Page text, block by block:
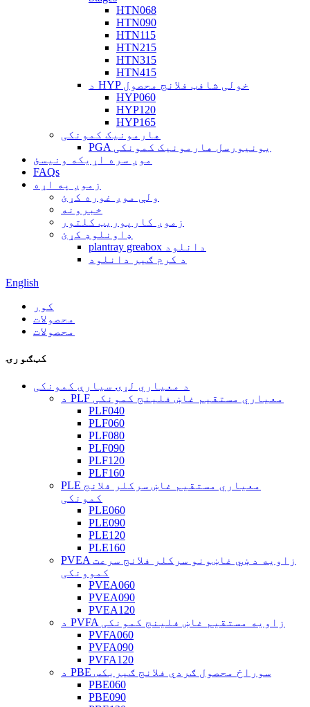
HTN068
HTN090
HTN115
HTN215
HTN315
HTN415
د HYP خولی شافټ فلانج محصول
HYP060
HYP120
HYP165
هارمونیک کمونکی
PGA یونیورسل هارمونیک کمونکی
موږ سره اړیکه ونیسئ
FAQs
زموږ په اړه
ولې موږ غوره کړئ
خبرونه
زموږ کارپوریټ کلتور
ډاونلوډ کړئ
plantray greabox دانلود
د کرم ګیر دانلود
English
کور
محصولات
محصولات
کټګورۍ
د معیاري لړۍ سیارې کمونکی
د PLF معیاري مستقیم غاښ فلینج کمونکی
PLF040
PLF060
PLF080
PLF090
PLF120
PLF160
PLE معیاري مستقیم غاښ سرکلر فلانج
کمونکی
PLE060
PLE090
PLE120
PLE160
PVEA زاویه د ښي غاښونو سرکلر فلانج سرعت
کموونکی
PVEA060
PVEA090
PVEA120
د PVFA زاویه مستقیم غاښ فلینج کمونکی
PVFA060
PVFA090
PVFA120
د PBE سوراخ محصول ګردي فلانج ګیربکس
PBE060
PBE090